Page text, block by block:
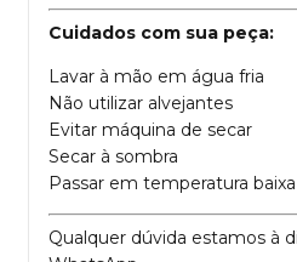
Cuidados com sua peça:
Lavar à mão em água fria
Não utilizar alvejantes
Evitar máquina de secar
Secar à sombra
Passar em temperatura baixa
Qualquer dúvida estamos à